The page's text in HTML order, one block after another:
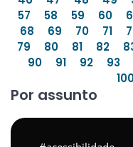
57
58 59 60
68
69 70 71
79
80 81 82
90
91 92 93
Por assunto